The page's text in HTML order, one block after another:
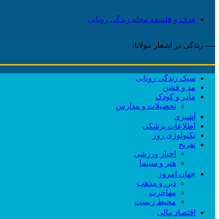
هدف و فلسفه مجله زندگی رویایی
---- زندگی در اشعار مولانا:
سبک زندگی رویایی
مد و فشن
مادر و کودک
تحصیلات و مدارس
آشپزی
اطلاعات پزشکی
تکنولوژی روز
تفریح
اخبار ورزشی
هنر و سینما
جهان امروز
دین و مذهب
مهاجرت
محیط زیست
اقتصاد مالی